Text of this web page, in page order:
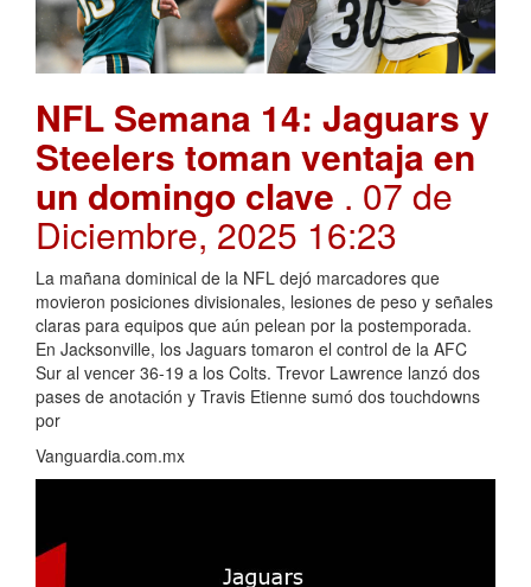
NFL Semana 14: Jaguars y
Steelers toman ventaja en
un domingo clave . 07 de
Diciembre, 2025 16:23
La mañana dominical de la NFL dejó marcadores que
movieron posiciones divisionales, lesiones de peso y señales
claras para equipos que aún pelean por la postemporada.
En Jacksonville, los Jaguars tomaron el control de la AFC
Sur al vencer 36-19 a los Colts. Trevor Lawrence lanzó dos
pases de anotación y Travis Etienne sumó dos touchdowns
por
Vanguardia.com.mx